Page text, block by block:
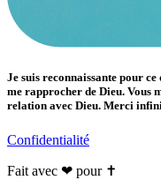
Je suis reconnaissante pour
me rapprocher de Dieu. Vous
relation avec Dieu. Merci
Confidentialité
Fait avec ❤ pour ✝️️